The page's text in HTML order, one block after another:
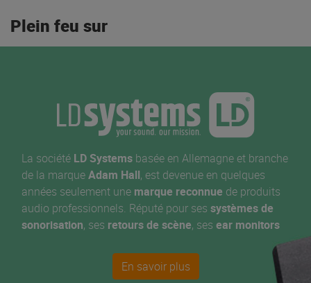
Plein feu sur
La société LD Systems basée en Allemagne et branche
de la marqueAdam Hall, est devenue en quelques
années seulement une marque reconnue de produits
audio professionnels. Réputé pour ses systèmes de
sonorisation, ses retours de scène, ses ear monitors
, LD s'est imposée, comme l'un
des leaders de sa catégorie en matière de
qualité de
et, bien sûr, de son. Leur série MAUI a
En savoir plus